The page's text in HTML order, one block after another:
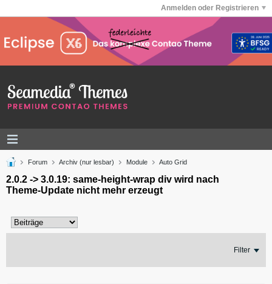
Anmelden oder Registrieren
Forum Archiv (nur lesbar) Module Auto Grid
2.0.2 -> 3.0.19: same-height-wrap div wird nach
Theme-Update nicht mehr erzeugt
Filter